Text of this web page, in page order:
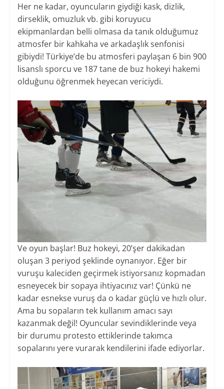
Her ne kadar, oyuncuların giydiği kask, dizlik,
dirseklik, omuzluk vb. gibi koruyucu
ekipmanlardan belli olmasa da tanık olduğumuz
atmosfer bir kahkaha ve arkadaşlık senfonisi
gibiydi! Türkiye’de bu atmosferi paylaşan 6 bin 900
lisanslı sporcu ve 187 tane de buz hokeyi hakemi
olduğunu öğrenmek heyecan vericiydi.
Ve oyun başlar! Buz hokeyi, 20’şer dakikadan
oluşan 3 periyod şeklinde oynanıyor. Eğer bir
vuruşu kaleciden geçirmek istiyorsanız kopmadan
esneyecek bir sopaya ihtiyacınız var! Çünkü ne
kadar esnekse vuruş da o kadar güçlü ve hızlı olur.
Ama bu sopaların tek kullanım amacı sayı
kazanmak değil! Oyuncular sevindiklerinde veya
bir durumu protesto ettiklerinde takımca
sopalarını yere vurarak kendilerini ifade ediyorlar.